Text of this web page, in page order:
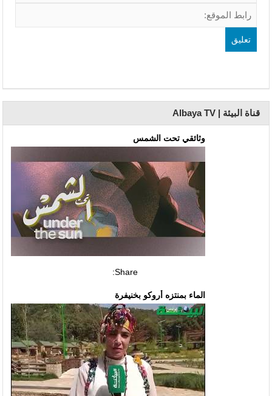
قناة البيئة | Albaya TV
وثائقي تحت الشمس
Share:
الماء بمنتزه أروكو بخنيفرة